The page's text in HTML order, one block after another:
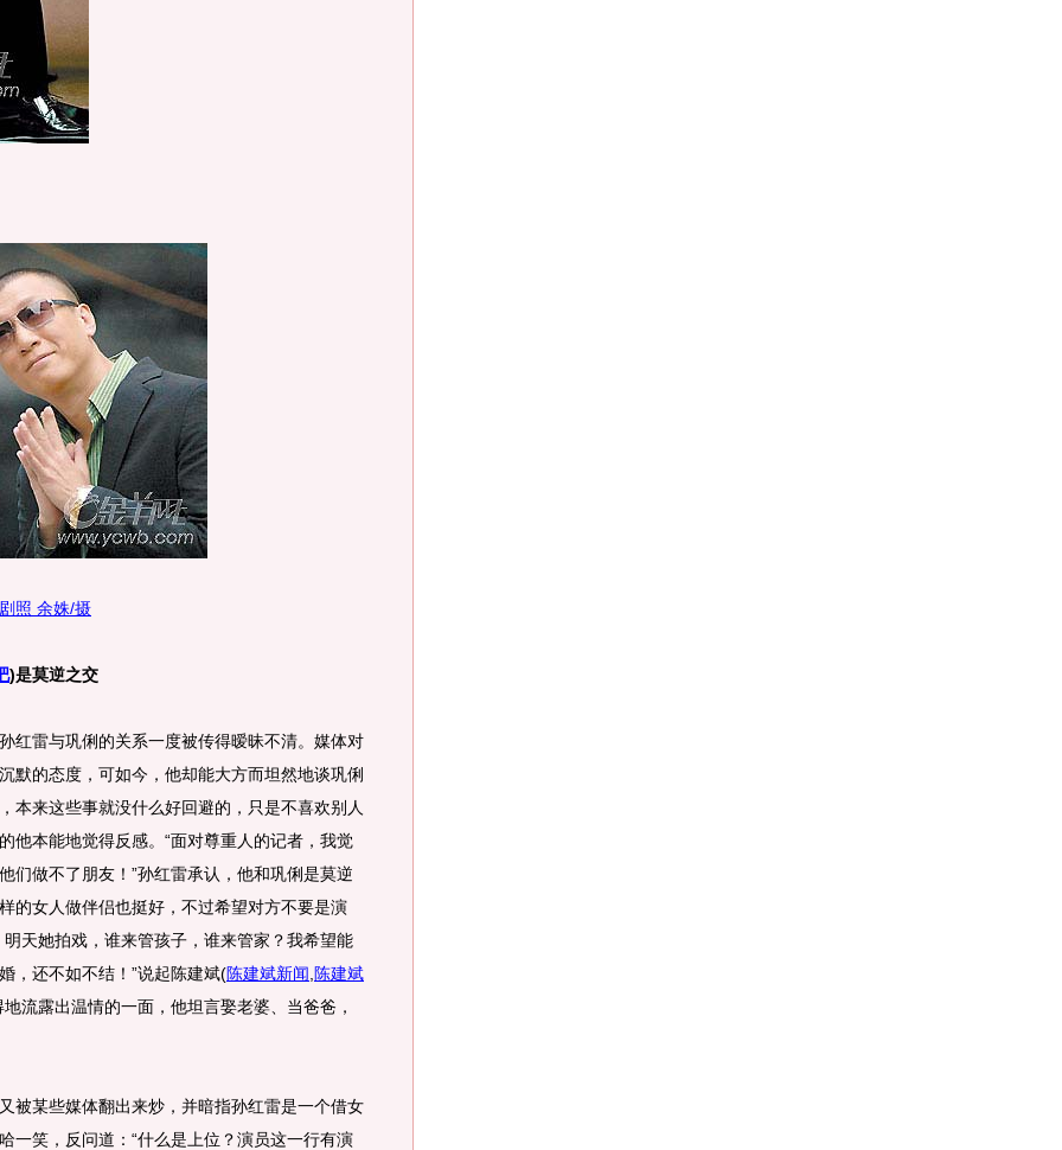
照 余姝/摄
)是莫逆之交
雷与巩俐的关系一度被传得暧昧不清。媒体对
默的态度，可如今，他却能大方而坦然地谈巩俐
本来这些事就没什么好回避的，只是不喜欢别人
他本能地觉得反感。“面对尊重人的记者，我觉
们做不了朋友！”孙红雷承认，他和巩俐是莫逆
的女人做伴侣也挺好，不过希望对方不要是演
天她拍戏，谁来管孩子，谁来管家？我希望能
，还不如不结！”说起陈建斌(陈建斌新闻 陈建斌
流露出温情的一面，他坦言娶老婆、当爸爸，
某些媒体翻出来炒，并暗指孙红雷是一个借女
一笑，反问道：“什么是上位？演员这一行有演